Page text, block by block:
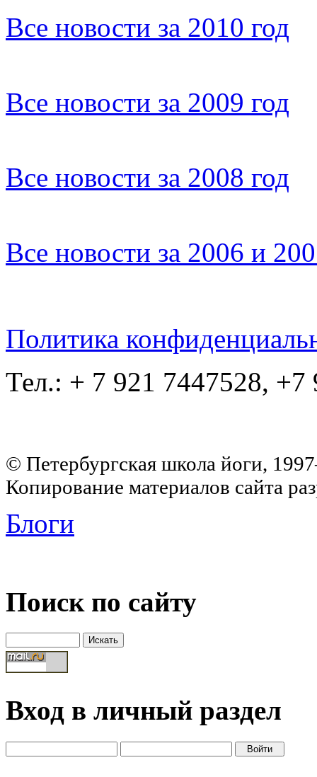
Все новости за 2010 год
Все новости за 2009 год
Все новости за 2008 год
Все новости за 2006 и
Политика
Тел.: + 7 921 7447528, +7
© Петербургская школа йоги,
Копирование материалов сайта
Блоги
Поиск по сайту
Вход в личный раздел